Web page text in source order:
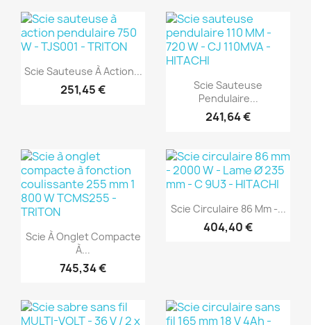
Aperçu rapide
Scie Sauteuse À Action...
251,45 €
(1)
Aperçu rapide
Scie Sauteuse
Pendulaire...
241,64 €
Aperçu rapide
Scie À Onglet Compacte
À...
745,34 €
Aperçu rapide
Scie Circulaire 86 Mm -...
404,40 €
(1)